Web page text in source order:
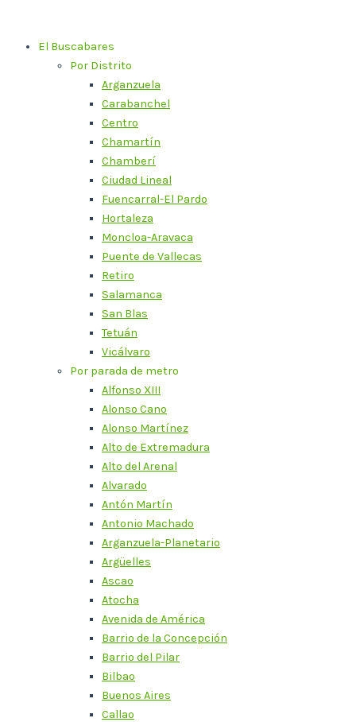
contenidoEl Buscabares
Por Distrito
Arganzuela
Carabanchel
Centro
Chamartín
Chamberí
Ciudad Lineal
Fuencarral-El Pardo
Hortaleza
Moncloa-Aravaca
Puente de Vallecas
Retiro
Salamanca
San Blas
Tetuán
Vicálvaro
Por parada de metro
Alfonso XIII
Alonso Cano
Alonso Martínez
Alto de Extremadura
Alto del Arenal
Alvarado
Antón Martín
Antonio Machado
Arganzuela-Planetario
Argüelles
Ascao
Atocha
Avenida de América
Barrio de la Concepción
Barrio del Pilar
Bilbao
Buenos Aires
Callao